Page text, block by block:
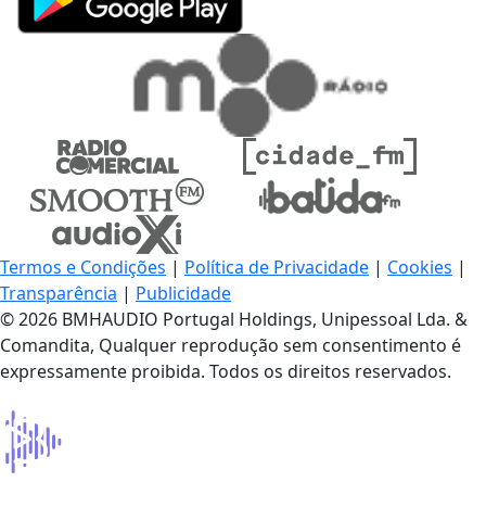
Termos e Condições | Política de Privacidade | Cookies |
Transparência | Publicidade
© 2026 BMHAUDIO Portugal Holdings, Unipessoal Lda. &
Comandita, Qualquer reprodução sem consentimento é
expressamente proibida. Todos os direitos reservados.